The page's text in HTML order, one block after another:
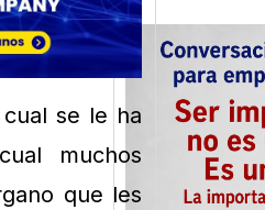
se le ha
muchos
que les